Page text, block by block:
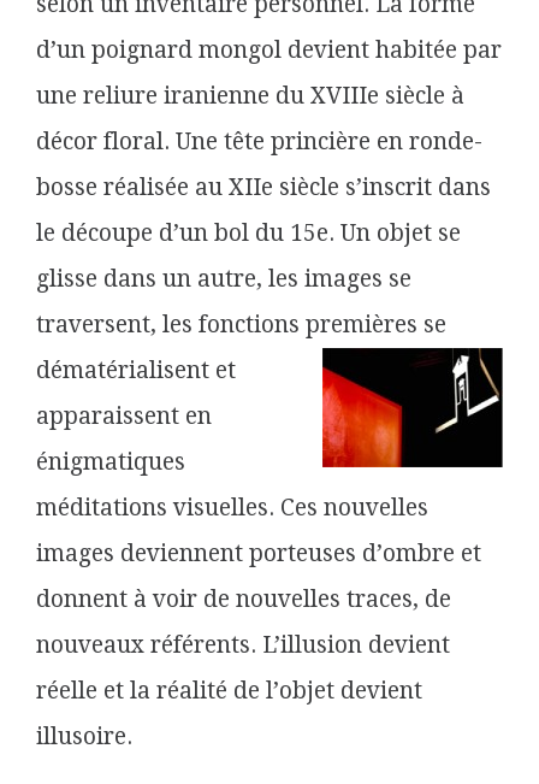
d’un poignard mongol devient habitée par
une reliure iranienne du XVIIIe siècle à
décor floral. Une tête princière en ronde-
bosse réalisée au XIIe siècle s’inscrit dans
le découpe d’un bol du 15e. Un objet se
glisse dans un autre, les images se
traversent, les fonctions premières se
dématérialisent et
apparaissent en
énigmatiques
méditations visuelles. Ces nouvelles
images deviennent porteuses d’ombre et
donnent à voir de nouvelles traces, de
nouveaux référents. L’illusion devient
réelle et la réalité de l’objet devient
illusoire.